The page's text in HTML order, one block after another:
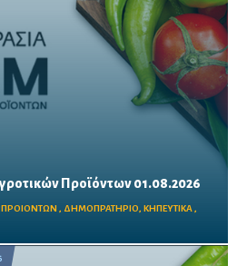
Προϊόντων 01.08.2026
ΠΡΟΙΟΝΤΩΝ , ΔΗΜΟΠΡΑΤΗΡΙΟ, ΚΗΠΕΥΤΙΚΑ ,